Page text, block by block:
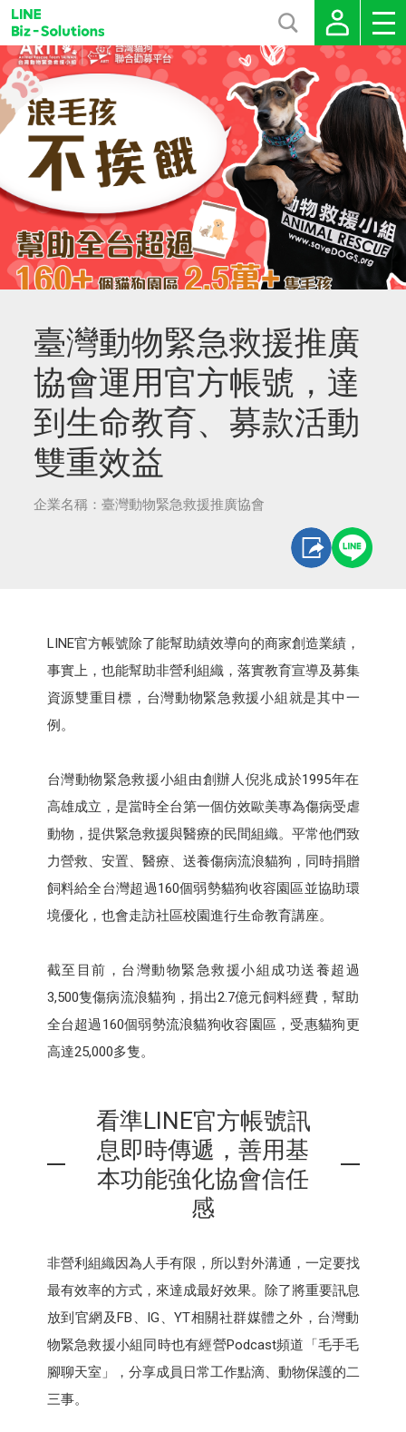
臺灣動物緊急救援推廣
協會運用官方帳號，達
到生命教育、募款活動
雙重效益
企業名稱：臺灣動物緊急救援推廣協會
LINE官方帳號除了能幫助績效導向的商家創造業績，
事實上，也能幫助非營利組織，落實教育宣導及募集
資源雙重目標，台灣動物緊急救援小組就是其中一
例。
台灣動物緊急救援小組由創辦人倪兆成於1995年在
高雄成立，是當時全台第一個仿效歐美專為傷病受虐
動物，提供緊急救援與醫療的民間組織。平常他們致
力營救、安置、醫療、送養傷病流浪貓狗，同時捐贈
飼料給全台灣超過160個弱勢貓狗收容園區並協助環
境優化，也會走訪社區校園進行生命教育講座。
截至目前，台灣動物緊急救援小組成功送養超過
3,500隻傷病流浪貓狗，捐出2.7億元飼料經費，幫助
全台超過160個弱勢流浪貓狗收容園區，受惠貓狗更
高達25,000多隻。
看準LINE官方帳號訊
息即時傳遞，善用基
本功能強化協會信任
感
非營利組織因為人手有限，所以對外溝通，一定要找
最有效率的方式，來達成最好效果。除了將重要訊息
放到官網及FB、IG、YT相關社群媒體之外，台灣動
物緊急救援小組同時也有經營Podcast頻道「毛手毛
腳聊天室」，分享成員日常工作點滴、動物保護的二
三事。